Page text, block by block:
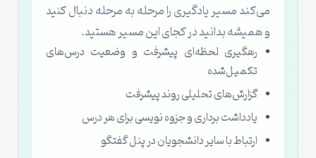
می‌کند مسیر یادگیری را مرحله به مرحله دنبال کنید
و همیشه بدانید در کجای این مسیر هستید.
رهگیری لحظه‌ای پیشرفت و وضعیت درس‌های
تکمیل‌شده
گزارش‌های تحلیلی روند پیشرفت
یادداشت برداری و جزوه نویسی برای هر درس
ارتباط با سایر دانشجویان در پنل گفتگو